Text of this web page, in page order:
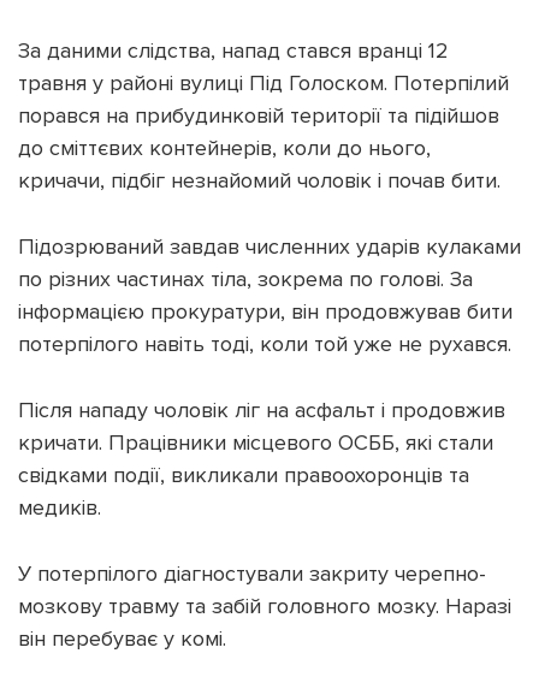
Підтримати dyvys.info
За даними слідства, напад стався вранці 12
травня у районі вулиці Під Голоском. Потерпілий
порався на прибудинковій території та підійшов
до сміттєвих контейнерів, коли до нього,
кричачи, підбіг незнайомий чоловік і почав бити.
Підозрюваний завдав численних ударів кулаками
по різних частинах тіла, зокрема по голові. За
інформацією прокуратури, він продовжував бити
потерпілого навіть тоді, коли той уже не рухався.
Після нападу чоловік ліг на асфальт і продовжив
кричати. Працівники місцевого ОСББ, які стали
свідками події, викликали правоохоронців та
медиків.
У потерпілого діагностували закриту черепно-
мозкову травму та забій головного мозку. Наразі
він перебуває у комі.